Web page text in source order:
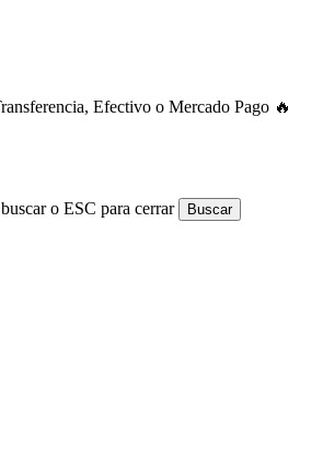
Efectivo o Mercado Pago 🔥
o ESC para cerrar Buscar